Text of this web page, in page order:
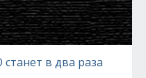
в два раза